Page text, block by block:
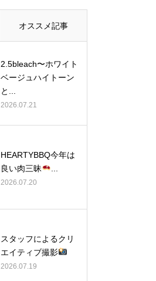
オススメ記事
2.5bleach〜ホワイト
ベージュ⁡ハイトーン
と...
2026.07.21
HEARTYBBQ今年は
良い肉三昧
2026.07.20
スタッフによるクリ
エイティブ撮影
2026.07.19